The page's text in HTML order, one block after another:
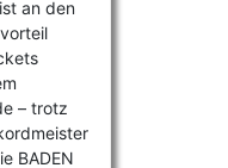
an den
– trotz
BADEN